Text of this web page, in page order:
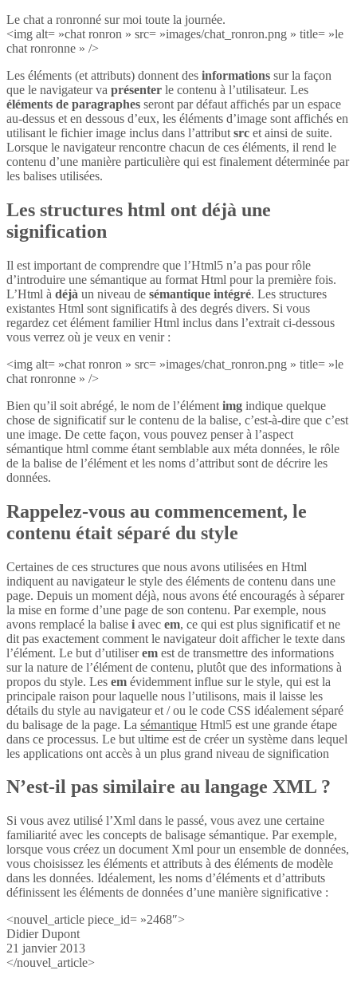
Le chat a ronronné sur moi toute la journée.
<img alt= »chat ronron » src= »images/chat_ronron.png » title= »le
chat ronronne » />
Les éléments (et attributs) donnent des informations sur la façon
que le navigateur va présenter le contenu à l’utilisateur. Les
éléments de paragraphes seront par défaut affichés par un espace
au-dessus et en dessous d’eux, les éléments d’image sont affichés en
utilisant le fichier image inclus dans l’attribut src et ainsi de suite.
Lorsque le navigateur rencontre chacun de ces éléments, il rend le
contenu d’une manière particulière qui est finalement déterminée par
les balises utilisées.
Les structures html ont déjà une
signification
Il est important de comprendre que l’Html5 n’a pas pour rôle
d’introduire une sémantique au format Html pour la première fois.
L’Html à déjà un niveau de sémantique intégré. Les structures
existantes Html sont significatifs à des degrés divers. Si vous
regardez cet élément familier Html inclus dans l’extrait ci-dessous
vous verrez où je veux en venir :
<img alt= »chat ronron » src= »images/chat_ronron.png » title= »le
chat ronronne » />
Bien qu’il soit abrégé, le nom de l’élément img indique quelque
chose de significatif sur le contenu de la balise, c’est-à-dire que c’est
une image. De cette façon, vous pouvez penser à l’aspect
sémantique html comme étant semblable aux méta données, le rôle
de la balise de l’élément et les noms d’attribut sont de décrire les
données.
Rappelez-vous au commencement, le
contenu était séparé du style
Certaines de ces structures que nous avons utilisées en Html
indiquent au navigateur le style des éléments de contenu dans une
page. Depuis un moment déjà, nous avons été encouragés à séparer
la mise en forme d’une page de son contenu. Par exemple, nous
avons remplacé la balise i avec em, ce qui est plus significatif et ne
dit pas exactement comment le navigateur doit afficher le texte dans
l’élément. Le but d’utiliserem est de transmettre des informations
sur la nature de l’élément de contenu, plutôt que des informations à
propos du style. Les em évidemment influe sur le style, qui est la
principale raison pour laquelle nous l’utilisons, mais il laisse les
détails du style au navigateur et / ou le code CSS idéalement séparé
du balisage de la page. La sémantique Html5 est une grande étape
dans ce processus. Le but ultime est de créer un système dans lequel
les applications ont accès à un plus grand niveau de signification
N’est-il pas similaire au langage XML ?
Si vous avez utilisé l’Xml dans le passé, vous avez une certaine
familiarité avec les concepts de balisage sémantique. Par exemple,
lorsque vous créez un document Xml pour un ensemble de données,
vous choisissez les éléments et attributs à des éléments de modèle
dans les données. Idéalement, les noms d’éléments et d’attributs
définissent les éléments de données d’une manière significative :
<nouvel_article piece_id= »2468″>
Didier Dupont
21 janvier 2013
</nouvel_article>